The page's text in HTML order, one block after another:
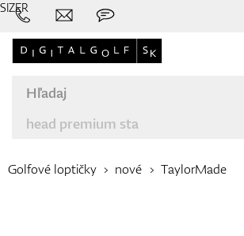
Golfové loptičky nové TaylorMade
SIZER